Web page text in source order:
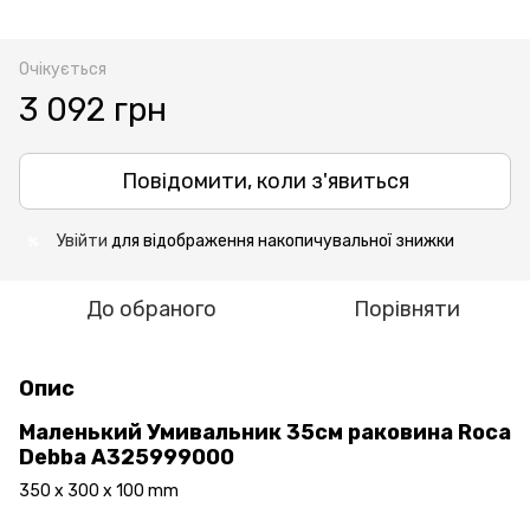
Очікується
3 092 грн
Повідомити, коли з'явиться
Увійти для відображення накопичувальної знижки
До обраного Порівняти
Опис
Маленький Умивальник 35см раковина Roca
Debba A325999000
350 x 300 x 100 mm